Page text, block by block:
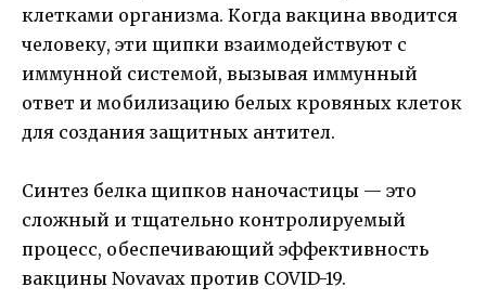
клетками организма. Когда вакцина вводится
человеку, эти щипки взаимодействуют с
иммунной системой, вызывая иммунный
ответ и мобилизацию белых кровяных клеток
для создания защитных антител.
Синтез белка щипков наночастицы — это
сложный и тщательно контролируемый
процесс, обеспечивающий эффективность
вакцины Novavax против COVID-19.